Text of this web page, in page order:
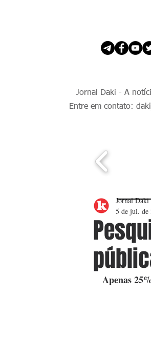
Jornal Daki - A
Entre em contato:
Jornal Daki
5 de jul. de
Apenas